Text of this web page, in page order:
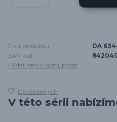
Číslo produktu:
DA
EAN kód:
Hlídat cenu / dostupnost
Do oblíbených
V této sérii